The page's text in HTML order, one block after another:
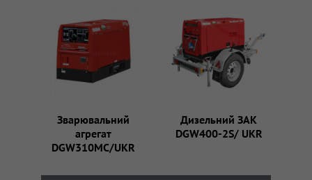
Зварювальний
агрегат
DGW310MC/UKR
Дизельний ЗАК
DGW400-2S/ UKR